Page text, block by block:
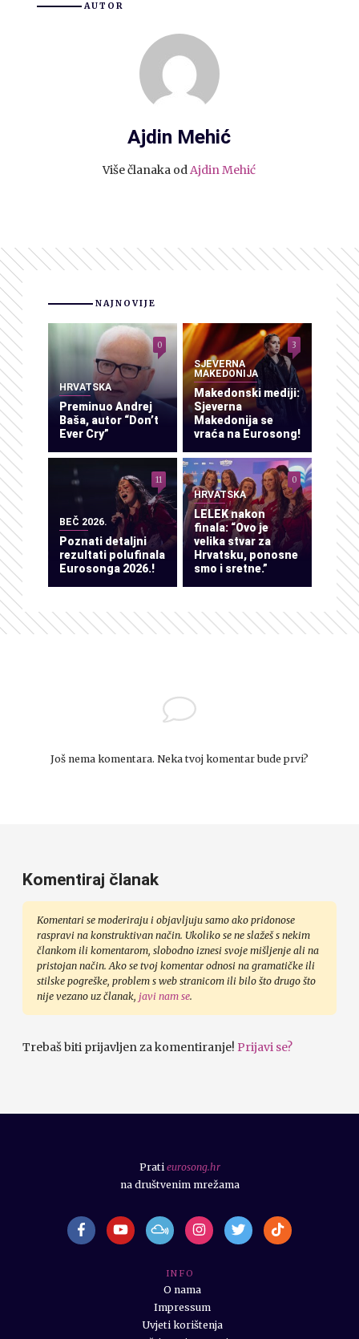
AUTOR
Ajdin Mehić
Više članaka odAjdin Mehić
NAJNOVIJE
HRVATSKA
Preminuo Andrej
Baša, autor “Don’t
Ever Cry”
0
SJEVERNA
MAKEDONIJA
Makedonski mediji:
Sjeverna
Makedonija se
vraća na Eurosong!
3
BEČ 2026.
Poznati detaljni
rezultati polufinala
Eurosonga 2026.!
11
HRVATSKA
LELEK nakon
finala: “Ovo je
velika stvar za
Hrvatsku, ponosne
smo i sretne.”
0
Još nema komentara. Neka tvoj komentar bude prvi?
Komentiraj članak
Komentari se moderiraju i objavljuju samo ako pridonose
raspravi na konstruktivan način. Ukoliko se ne slažeš s nekim
člankom ili komentarom, slobodno iznesi svoje mišljenje ali na
pristojan način. Ako se tvoj komentar odnosi na gramatičke ili
stilske pogreške, problem s web stranicom ili bilo što drugo što
nije vezano uz članak, javi nam se.
Trebaš biti prijavljen za komentiranje! Prijavi se?
I N F O
O nama
Impressum
Uvjeti korištenja
Prati eurosong.hr
na društvenim mrežama